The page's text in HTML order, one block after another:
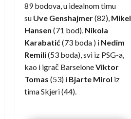
89 bodova, u idealnom timu
su Uve Genshajmer(82), Mikel
Hansen (71 bod), Nikola
Karabatić (73 boda ) i Nedim
Remili(53 boda), svi iz PSG-a,
kao i igrač BarseloneViktor
Tomas (53) i Bjarte Mirol iz
tima Skjeri (44).